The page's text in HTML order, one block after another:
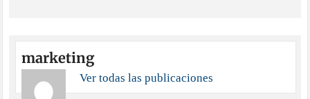
marketing
Ver todas las publicaciones